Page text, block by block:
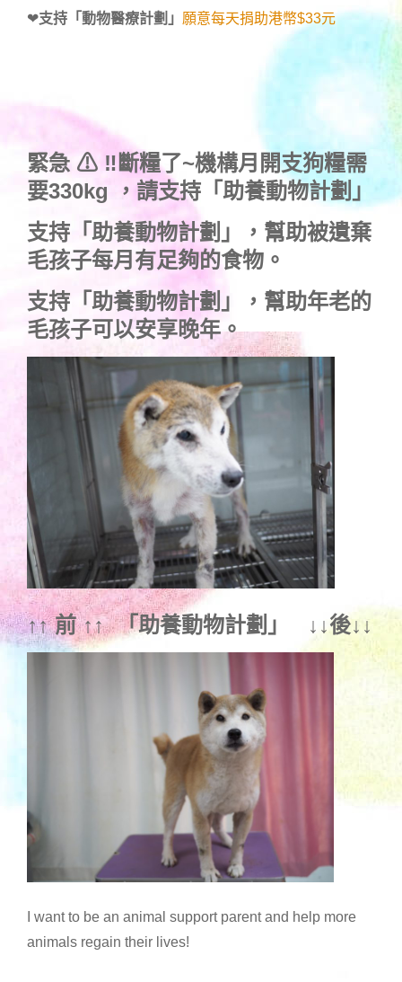
❤支持「動物醫療計劃」 願意每天捐助港幣$33元
緊急 ⚠ ‼斷糧了~機構月開支狗糧需
要330kg ， 請支持「助養動物計劃」
支持 「助養動物計劃」
，幫助被遺棄
毛孩子每月有足夠的食物。
支持 「助養動物計劃」
，幫助年老的
毛孩子可以安享晚年。
↑↑ 前 ↑↑ 「助養動物計劃 」 ↓↓後↓↓
I want to be an animal support parent and help more
animals regain their lives!